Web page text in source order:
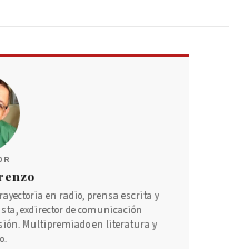
en radio, prensa escrita y
exdirector de comunicación
Multipremiado en literatura y